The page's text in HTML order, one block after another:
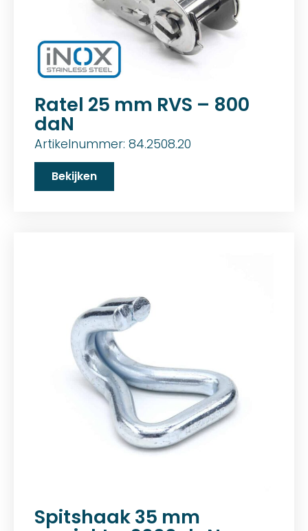
Ratel 25 mm RVS – 800
daN
Artikelnummer: 84.2508.20
Bekijken
Spitshaak 35 mm